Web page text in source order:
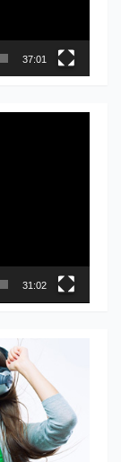
37:01
31:02